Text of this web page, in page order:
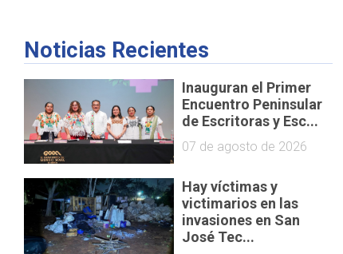
Noticias Recientes
Inauguran el Primer
Encuentro Peninsular
de Escritoras y Esc...
07 de agosto de 2026
Hay víctimas y
victimarios en las
invasiones en San
José Tec...